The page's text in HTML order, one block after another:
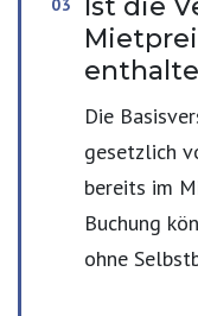
Ist die
Die
gesetzlich
bereits im
Buchung
ohne